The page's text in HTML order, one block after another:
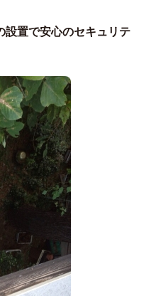
設置で安心のセキュリテ